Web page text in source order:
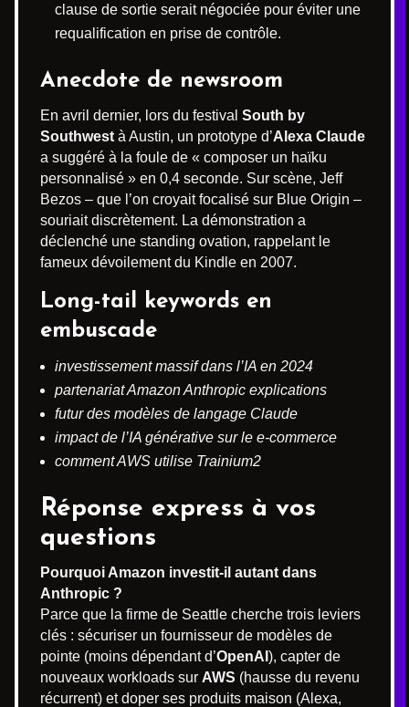
clause de sortie serait négociée pour éviter une
requalification en prise de contrôle.
Anecdote de newsroom
En avril dernier, lors du festival South by
Southwest à Austin, un prototype d’Alexa Claude
a suggéré à la foule de « composer un haïku
personnalisé » en 0,4 seconde. Sur scène, Jeff
Bezos – que l’on croyait focalisé sur Blue Origin –
souriait discrètement. La démonstration a
déclenché une standing ovation, rappelant le
fameux dévoilement du Kindle en 2007.
Long-tail keywords en
embuscade
investissement massif dans l’IA en 2024
partenariat Amazon Anthropic explications
futur des modèles de langage Claude
impact de l’IA générative sur le e-commerce
comment AWS utilise Trainium2
Réponse express à vos
questions
Pourquoi Amazon investit-il autant dans
Anthropic ?
Parce que la firme de Seattle cherche trois leviers
clés : sécuriser un fournisseur de modèles de
pointe (moins dépendant d’OpenAI ), capter de
nouveaux workloads sur AWS (hausse du revenu
récurrent) et doper ses produits maison (Alexa,